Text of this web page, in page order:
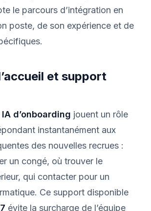
le parcours d’intégration en
poste, de son expérience et de
et support
d’onboarding jouent un rôle
instantanément aux
des nouvelles recrues :
un congé, où trouver le
qui contacter pour un
Ce support disponible
évite la surcharge de l’équipe